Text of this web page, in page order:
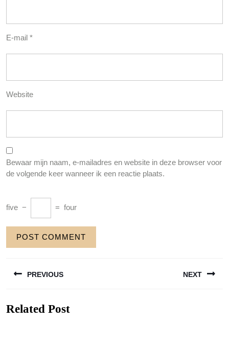
E-mail *
Website
Bewaar mijn naam, e-mailadres en website in deze browser voor
de volgende keer wanneer ik een reactie plaats.
five − = four
PREVIOUS
post:
NEXT
Related Post